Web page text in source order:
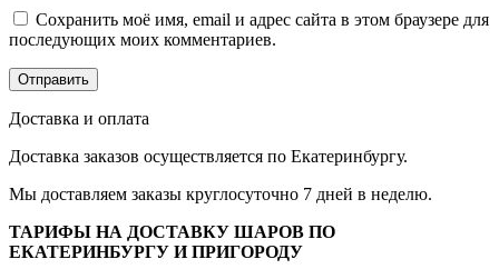
Сохранить моё имя, email и адрес сайта в этом браузере для
последующих моих комментариев.
Доставка и оплата
Доставка заказов осуществляется по Екатеринбургу.
Мы доставляем заказы круглосуточно 7 дней в неделю.
ТАРИФЫ НА ДОСТАВКУ ШАРОВ ПО
ЕКАТЕРИНБУРГУ И ПРИГОРОДУ